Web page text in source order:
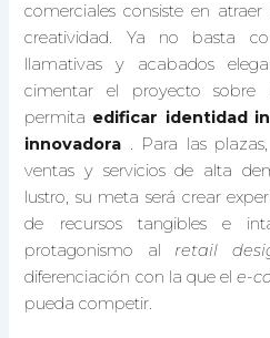
comerciales consiste en
creatividad. Ya no basta
llamativas y acabados
cimentar el proyecto sobre
permita edificar identidad
innovadora . Para las
ventas y servicios de alta
lustro, su meta será crear
de recursos tangibles e
protagonismo al retail
diferenciación con la que ele-
pueda competir.